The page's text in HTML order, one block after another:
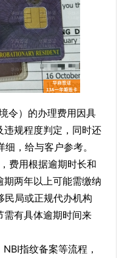
令）的办理费用因具
规程度判定，同时还
，给与客户参考。
费用根据逾期时长和
两年以上可能需缴纳
民局或正规代办机构
需有具体逾期时间来
指纹备案等流程，